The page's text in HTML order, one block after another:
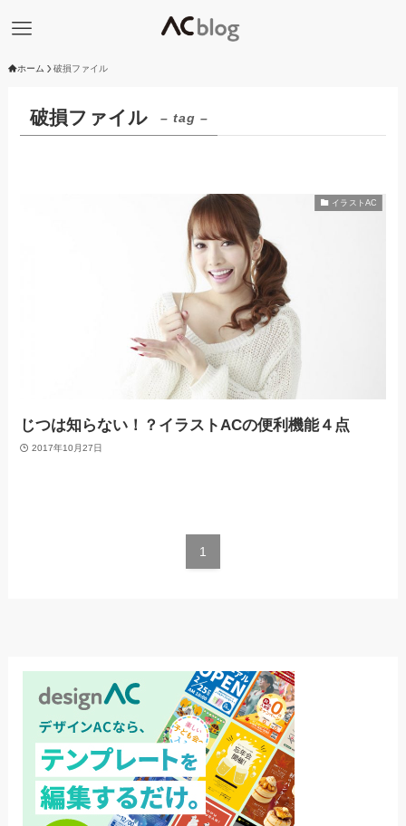
ホーム 破損ファイル
破損ファイル – tag –
イラストAC
じつは知らない！？イラストACの便利機能４点
2017年10月27日
1